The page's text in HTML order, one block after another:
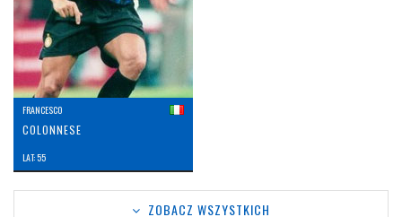
FRANCESCO
COLONNESE
LAT: 55
ZOBACZ WSZYSTKICH